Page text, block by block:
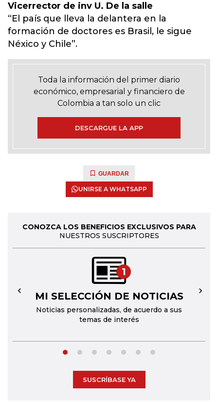
Vicerrector de inv U. De la salle
“El país que lleva la delantera en la
formación de doctores es Brasil, le sigue
Néxico y Chile”.
Toda la información del primer diario
económico, empresarial y financiero de
Colombia a tan solo un clic
DESCARGUE LA APP
GUARDAR
UNIRSE A WHATSAPP
CONOZCA LOS BENEFICIOS EXCLUSIVOS PARA
NUESTROS SUSCRIPTORES
1
MI SELECCIÓN DE NOTICIAS
Noticias personalizadas, de acuerdo a sus
temas de interés
← →
SUSCRÍBASE YA